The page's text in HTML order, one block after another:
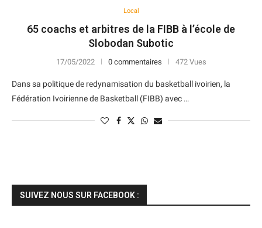
Local
65 coachs et arbitres de la FIBB à l’école de
Slobodan Subotic
17/05/2022 0 commentaires 472 Vues
Dans sa politique de redynamisation du basketball ivoirien, la
Fédération Ivoirienne de Basketball (FIBB) avec …
SUIVEZ NOUS SUR FACEBOOK :